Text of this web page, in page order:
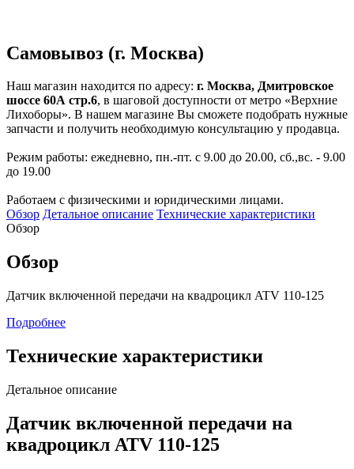
Самовывоз (г. Москва)
Наш магазин находится по адресу: г. Москва, Дмитровское
шоссе 60А стр.6, в шаговой доступности от метро «Верхние
Лихоборы». В нашем магазине Вы сможете подобрать нужные
запчасти и получить необходимую консультацию у продавца.
Режим работы: ежедневно, пн.-пт. с 9.00 до 20.00, сб.,вс. - 9.00
до 19.00
Работаем с физическими и юридическими лицами.
Обзор Детальное описание Технические характеристики
Обзор
Обзор
Датчик включенной передачи на квадроцикл ATV 110-125
Подробнее
Технические характеристики
Детальное описание
Датчик включенной передачи на
квадроцикл ATV 110-125